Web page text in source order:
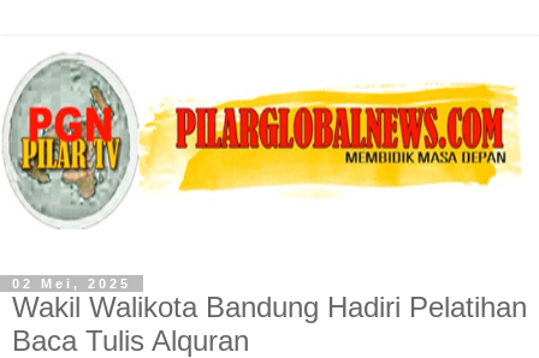
02 Mei, 2025
Wakil Walikota Bandung Hadiri Pelatihan
Baca Tulis Alquran